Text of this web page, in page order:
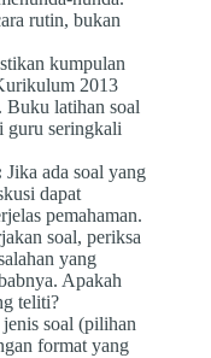
rutin, bukan
kumpulan
2013
Buku latihan soal
guru seringkali
Jika ada soal yang
dapat
pemahaman.
soal, periksa
yang
Apakah
teliti?
soal (pilihan
format yang